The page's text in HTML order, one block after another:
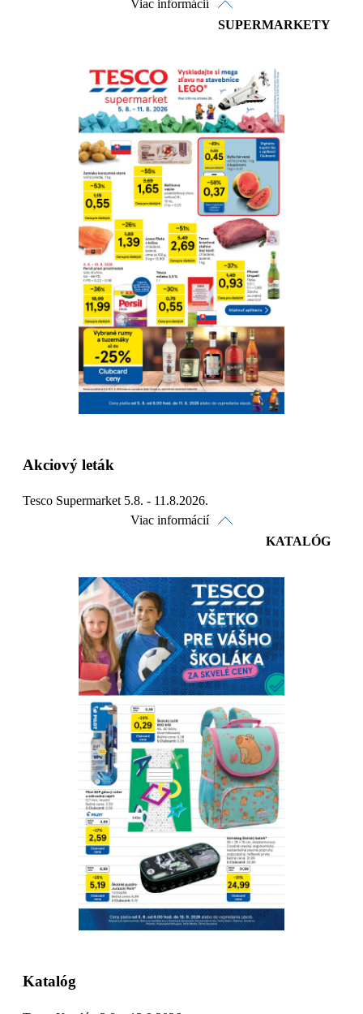
Viac informácií
Pozrieť online
Stiahnuť
Detaily platnosti
SUPERMARKETY
Akciový leták
Tesco Supermarket 5.8. - 11.8.2026.
Viac informácií
Pozrieť online
Stiahnuť
Detaily platnosti
KATALÓG
Katalóg